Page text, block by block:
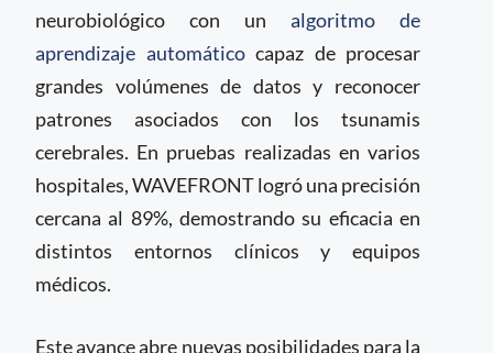
neurobiológico con un algoritmo de
aprendizaje automáticocapaz de procesar
grandes volúmenes de datos y reconocer
patrones asociados con los tsunamis
cerebrales. En pruebas realizadas en varios
hospitales, WAVEFRONT logró una precisión
cercana al 89%, demostrando su eficacia en
distintos entornos clínicos y equipos
médicos.
Este avance abre nuevas posibilidades para la